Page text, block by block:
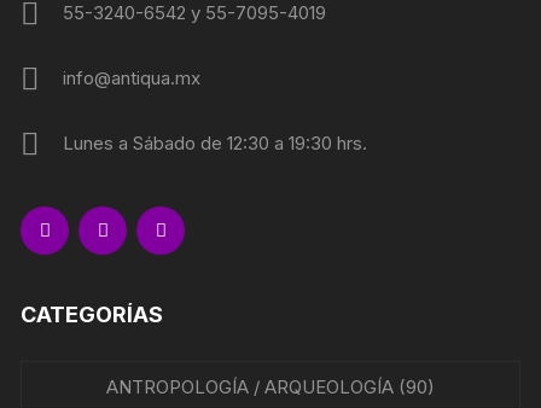
55-3240-6542 y 55-7095-4019
info@antiqua.mx
Lunes a Sábado de 12:30 a 19:30 hrs.
CATEGORÍAS
ANTROPOLOGÍA / ARQUEOLOGÍA(90)